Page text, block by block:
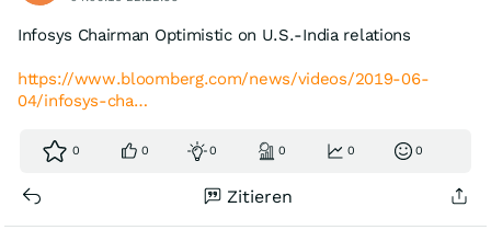
Infosys Chairman Optimistic on U.S.-India relations
https://www.bloomberg.com/news/videos/2019-06-
04/infosys-cha…
0 0 0 0 0 0
Zitieren